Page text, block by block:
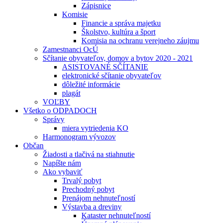
Zápisnice
Komisie
Financie a správa majetku
Školstvo, kultúra a šport
Komisia na ochranu verejneho záujmu
Zamestnanci OcÚ
Sčítanie obyvateľov, domov a bytov 2020 - 2021
ASISTOVANÉ SČÍTANIE
elektronické sčítanie obyvateľov
dôležité informácie
plagát
VOĽBY
Všetko o ODPADOCH
Správy
miera vytriedenia KO
Harmonogram vývozov
Občan
Žiadosti a tlačivá na stiahnutie
Napíšte nám
Ako vybaviť
Trvalý pobyt
Prechodný pobyt
Prenájom nehnuteľností
Výstavba a dreviny
Kataster nehnuteľností